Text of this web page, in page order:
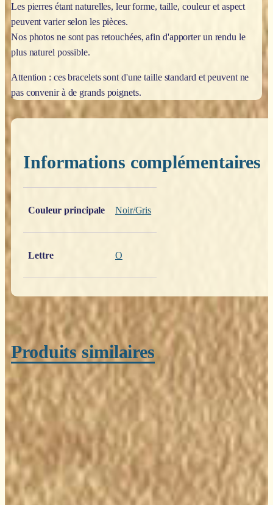
Les pierres étant naturelles, leur forme, taille, couleur et aspect
peuvent varier selon les pièces.
Nos photos ne sont pas retouchées, afin d'apporter un rendu le
plus naturel possible.
Attention : ces bracelets sont d'une taille standard et peuvent ne
pas convenir à de grands poignets.
Informations complémentaires
Couleur principale
Noir/Gris
Lettre O
Produits similaires